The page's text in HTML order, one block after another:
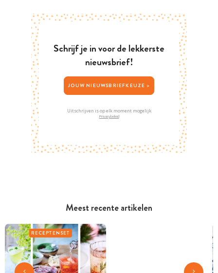
Meest recente artikelen
RECEPTENSET
Schrijf je in voor de lekkerste
nieuwsbrief!
JOUW NIEUWSBRIEFKEUZE >
Uitschrijven is op elk moment mogelijk
Privacybeleid